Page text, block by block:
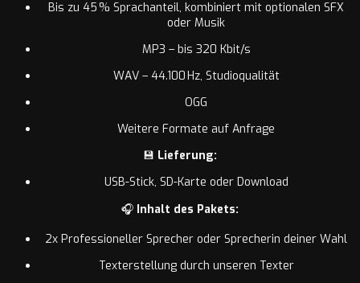
Bis zu 45 % Sprachanteil, kombiniert mit optionalen SFX
oder Musik
MP3 – bis 320 Kbit/s
WAV – 44.100 Hz, Studioqualität
OGG
Weitere Formate auf Anfrage
💾 Lieferung:
USB-Stick, SD-Karte oder Download
🎧 Inhalt des Pakets:
2x Professioneller Sprecher oder Sprecherin deiner Wahl
Texterstellung durch unseren Texter